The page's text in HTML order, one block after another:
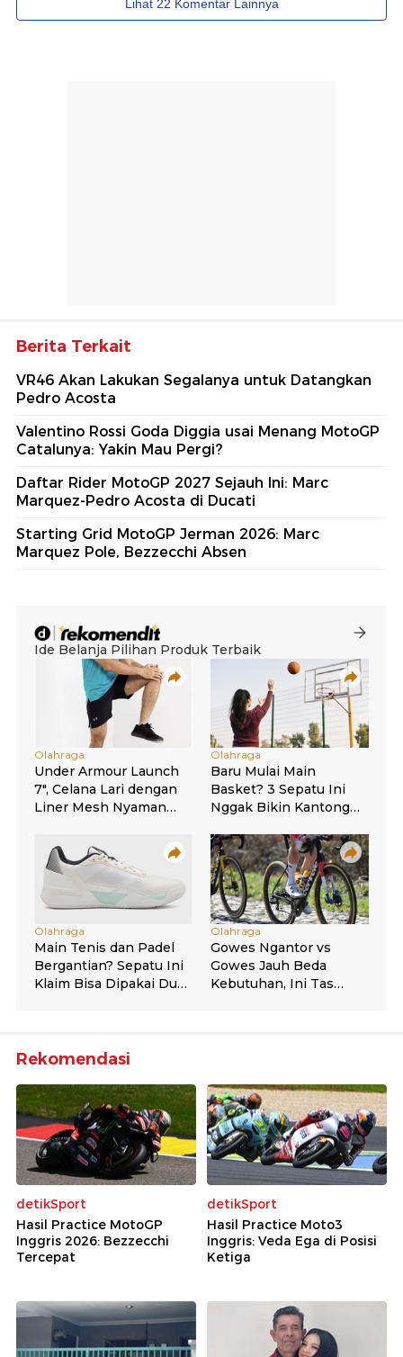
Berita Terkait
VR46 Akan Lakukan Segalanya untuk Datangkan
Pedro Acosta
Valentino Rossi Goda Diggia usai Menang MotoGP
Catalunya: Yakin Mau Pergi?
Daftar Rider MotoGP 2027 Sejauh Ini: Marc
Marquez-Pedro Acosta di Ducati
Starting Grid MotoGP Jerman 2026: Marc
Marquez Pole, Bezzecchi Absen
Rekomendasi
detikSport
Hasil Practice MotoGP
Inggris 2026: Bezzecchi
Tercepat
detikSport
Hasil Practice Moto3
Inggris: Veda Ega di Posisi
Ketiga